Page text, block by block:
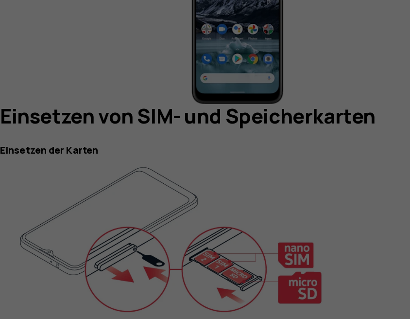
Einsetzen von SIM- und Speicherkarten
Einsetzen der Karten